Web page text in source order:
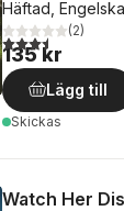
Häftad,
3,5utav 5 (2)
135 kr
Lägg till
Skickas
Watch Her